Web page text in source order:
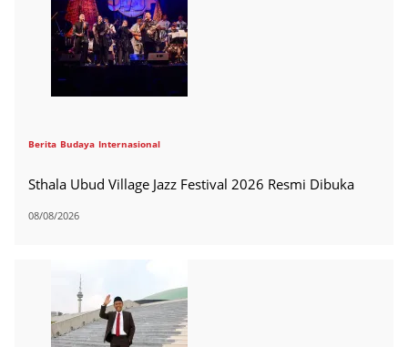
Berita Budaya Internasional
Sthala Ubud Village Jazz Festival 2026 Resmi Dibuka
08/08/2026